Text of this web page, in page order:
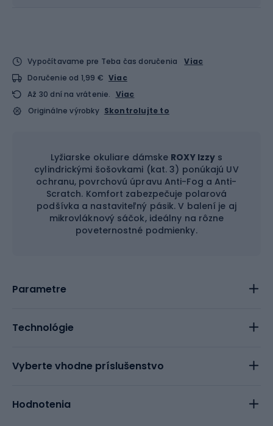
Vypočítavame pre Teba čas doručenia
Viac
Doručenie od 1,99 € Viac
Až 30 dní na vrátenie. Viac
Originálne výrobky Skontrolujte to
Lyžiarske okuliare dámske ROXY Izzy s
cylindrickými šošovkami (kat. 3) ponúkajú UV
ochranu, povrchovú úpravu Anti-Fog a Anti-
Scratch. Komfort zabezpečuje polarová
podšívka a nastaviteľný pásik. V balení je aj
mikrovláknový sáčok, ideálny na rôzne
poveternostné podmienky.
Parametre
Technológie
Vyberte vhodne príslušenstvo
Hodnotenia